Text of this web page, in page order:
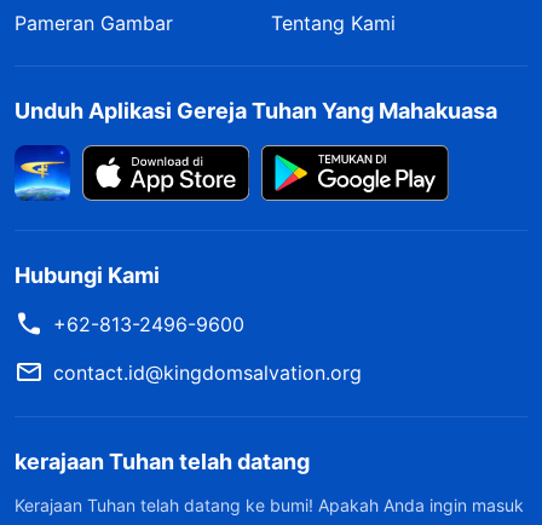
Pameran Gambar
Tentang Kami
Unduh Aplikasi Gereja Tuhan Yang Mahakuasa
Hubungi Kami
+62-813-2496-9600
contact.id@kingdomsalvation.org
kerajaan Tuhan telah datang
Kerajaan Tuhan telah datang ke bumi! Apakah Anda ingin masuk